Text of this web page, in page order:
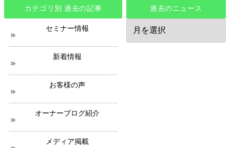
カテゴリ別 過去の記事
セミナー情報
新着情報
お客様の声
オーナーブログ紹介
メディア掲載
過去のニュース
過
の